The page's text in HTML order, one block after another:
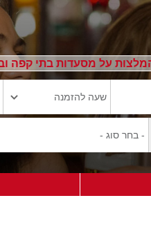
על מסעדות בתי קפה